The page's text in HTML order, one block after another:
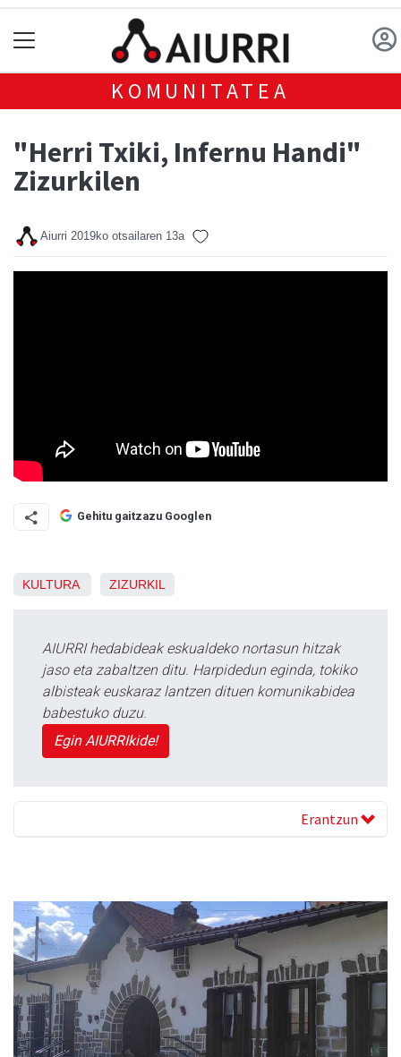
KOMUNITATEA
"Herri Txiki, Infernu Handi"
Zizurkilen
Aiurri 2019ko otsailaren 13a
Gehitu gaitzazu Googlen
KULTURA ZIZURKIL
AIURRI hedabideak eskualdeko nortasun hitzak
jaso eta zabaltzen ditu. Harpidedun eginda, tokiko
albisteak euskaraz lantzen dituen komunikabidea
babestuko duzu.
Egin AIURRIkide!
Erantzun